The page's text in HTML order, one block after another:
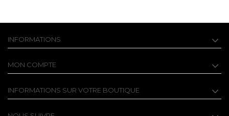
INFORMATIONS
MON COMPTE
INFORMATIONS SUR VOTRE BOUTIQUE